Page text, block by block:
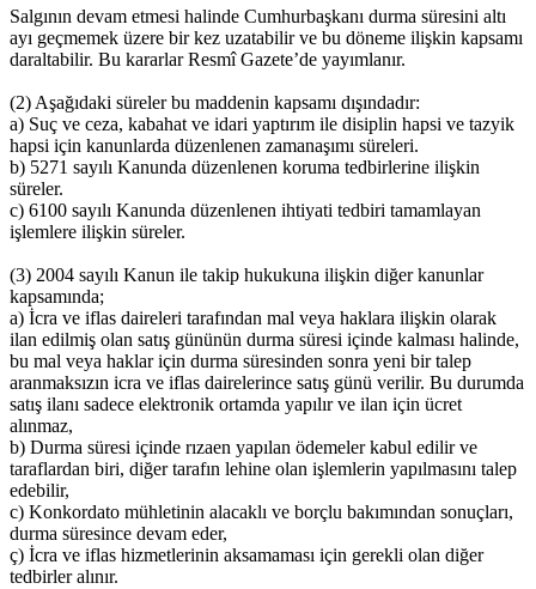
Salgının devam etmesi halinde Cumhurbaşkanı durma süresini altı
ayı geçmemek üzere bir kez uzatabilir ve bu döneme ilişkin kapsamı
daraltabilir. Bu kararlar Resmî Gazete’de yayımlanır.
(2) Aşağıdaki süreler bu maddenin kapsamı dışındadır:
a) Suç ve ceza, kabahat ve idari yaptırım ile disiplin hapsi ve tazyik
hapsi için kanunlarda düzenlenen zamanaşımı süreleri.
b) 5271 sayılı Kanunda düzenlenen koruma tedbirlerine ilişkin
süreler.
c) 6100 sayılı Kanunda düzenlenen ihtiyati tedbiri tamamlayan
işlemlere ilişkin süreler.
(3) 2004 sayılı Kanun ile takip hukukuna ilişkin diğer kanunlar
kapsamında;
a) İcra ve iflas daireleri tarafından mal veya haklara ilişkin olarak
ilan edilmiş olan satış gününün durma süresi içinde kalması halinde,
bu mal veya haklar için durma süresinden sonra yeni bir talep
aranmaksızın icra ve iflas dairelerince satış günü verilir. Bu durumda
satış ilanı sadece elektronik ortamda yapılır ve ilan için ücret
alınmaz,
b) Durma süresi içinde rızaen yapılan ödemeler kabul edilir ve
taraflardan biri, diğer tarafın lehine olan işlemlerin yapılmasını talep
edebilir,
c) Konkordato mühletinin alacaklı ve borçlu bakımından sonuçları,
durma süresince devam eder,
ç) İcra ve iflas hizmetlerinin aksamaması için gerekli olan diğer
tedbirler alınır.